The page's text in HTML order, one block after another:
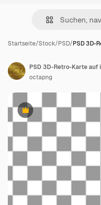
Startseite/Stock/PSD/PSD 3D-
Premium
PSD 3D-Retro-Karte
octapng